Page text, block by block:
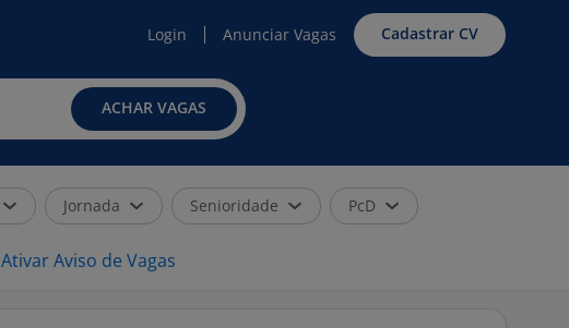
Login Anunciar Vagas Cadastrar CV
ACHAR VAGAS
Jornada Senioridade PcD
Ativar Aviso de Vagas